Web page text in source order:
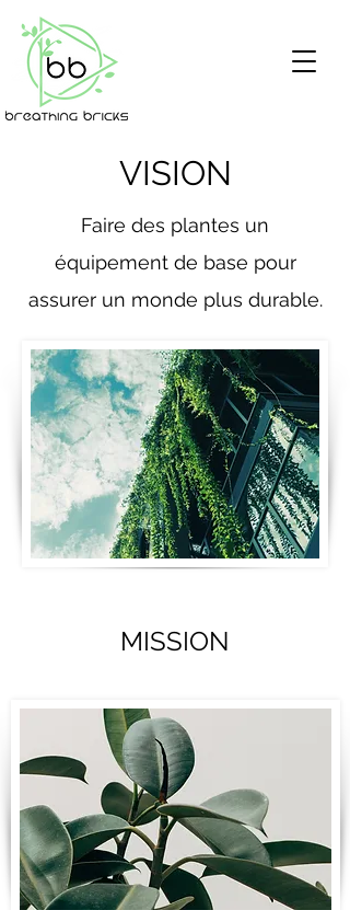
VISION
Faire des plantes un
équipement de base pour
assurer un monde plus durable.
MISSION